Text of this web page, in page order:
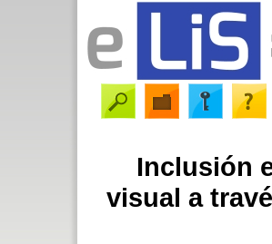
Inclusión
visual a